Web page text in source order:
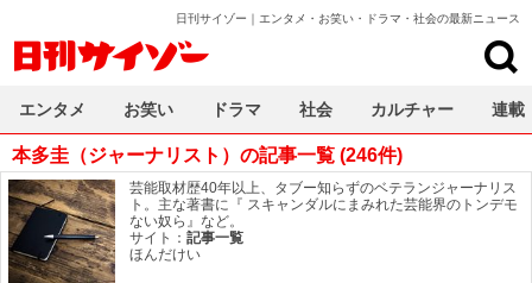
日刊サイゾー｜エンタメ・お笑い・ドラマ・社会の最新ニュース
本多圭（ジャーナリスト）の記事一覧 (246件)
芸能取材歴40年以上、タブー知らずのベテランジャーナリス
ト。主な著書に『 スキャンダルにまみれた芸能界のトンデモ
ない奴ら』など。
サイト： 記事一覧
ほんだけい
エンタメ お笑い ドラマ 社会 カルチャー 連載